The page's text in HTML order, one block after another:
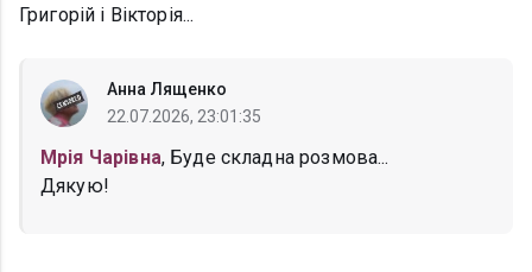
Григорій і Вікторія...
Анна Лященко
22.07.2026, 23:01:35
Мрія Чарівна, Буде складна розмова...
Дякую!